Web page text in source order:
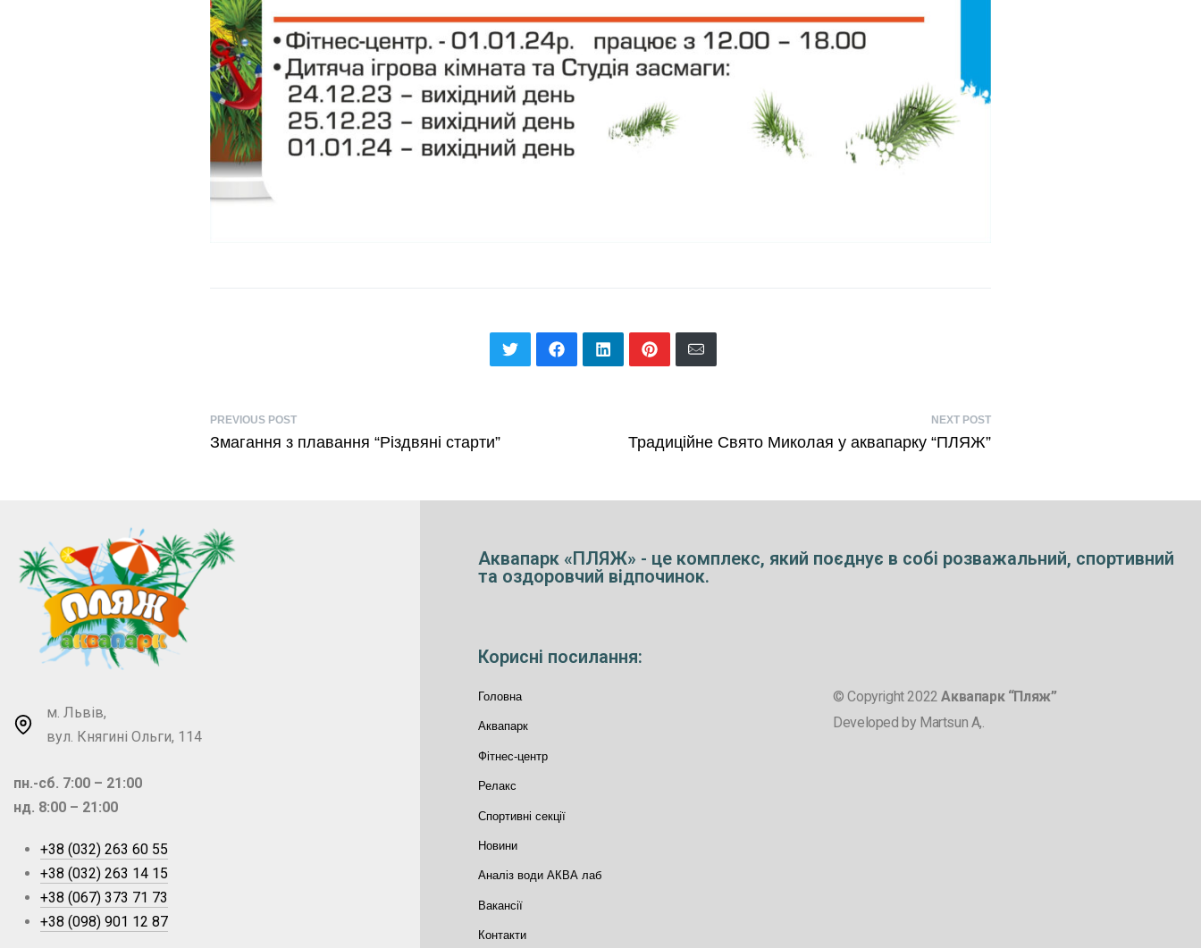
PREVIOUS POST
Змагання з плавання “Різдвяні старти”
NEXT POST
Традиційне Свято Миколая у аквапарку “ПЛЯЖ”
м. Львів,
вул. Княгині Ольги, 114
пн.-сб. 7:00 – 21:00
нд. 8:00 – 21:00
+38 (032) 263 60 55
+38 (032) 263 14 15
+38 (067) 373 71 73
+38 (098) 901 12 87
Аквапарк «ПЛЯЖ» - це комплекс, який поєднує в собі розважальний, спортивний
та оздоровчий відпочинок.
Корисні посилання:
Головна
Аквапарк
Фітнес-центр
Релакс
Спортивні секції
Новини
Аналіз води АКВА лаб​
Вакансії
Контакти
© Copyright 2022Аквапарк “Пляж”
Developed by Martsun A,.